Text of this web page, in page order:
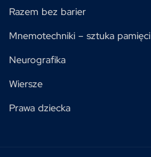
Razem bez barier
Mnemotechniki – sztuka pamięci
Neurografika
Wiersze
Prawa dziecka